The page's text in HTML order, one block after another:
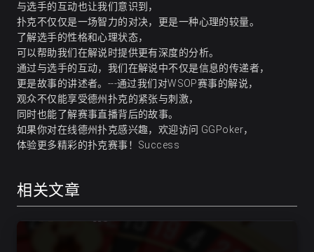
与选手的互动也让我们意识到，
扑克不仅仅是一场智力的对决，更是一种心理的较量。
了解选手的性格和心理状态，
可以帮助我们在解说时提供更有深度的分析。
通过与选手的互动，我们在解说中不仅是信息的传递者，
更是故事的讲述者。---通过我们对WSOP赛事的解说，
观众不仅能享受德州扑克的紧张与刺激，
同时也能了解赛事直播背后的故事。
如果你对在线德州扑克感兴趣，欢迎访问 GGPoker，
体验更多精彩的扑克赛事！Success
相关文章